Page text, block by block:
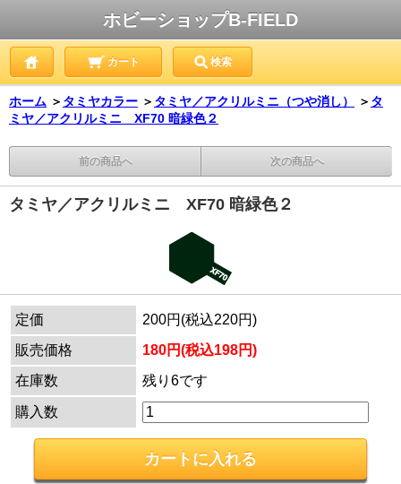
ホビーショップB-FIELD
カート 検索
ホーム ＞ タミヤカラー ＞ タミヤ／アクリルミニ（つや消し） ＞ タ
ミヤ／アクリルミニ XF70 暗緑色２
前の商品へ 次の商品へ
タミヤ／アクリルミニ XF70 暗緑色２
定価
200円(税込220円)
販売価格
180円(税込198円)
在庫数
残り6です
購入数